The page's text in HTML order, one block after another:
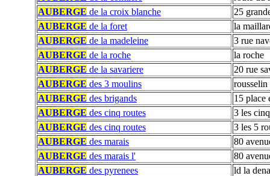
AUBERGE de la croix blanche
25
AUBERGE de la foret
la
AUBERGE de la madeleine
3 rue
AUBERGE de la roche
la roche
AUBERGE de la savariere
20 rue
AUBERGE des 3 moulins
rousselin
AUBERGE des brigands
15 place
AUBERGE des cinq routes
3 les
AUBERGE des cinq routes
3 les 5
AUBERGE des marais
80
AUBERGE des marais l'
80
AUBERGE des pyrenees
ld la